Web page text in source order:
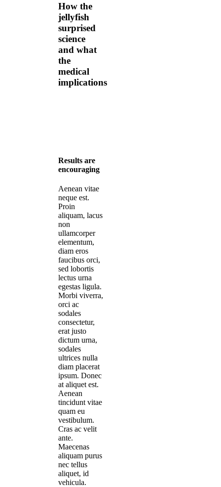
How the
jellyfish
surprised
science
and what
the
medical
implications
Results are
encouraging
Aenean vitae
neque est.
Proin
aliquam, lacus
non
ullamcorper
elementum,
diam eros
faucibus orci,
sed lobortis
lectus urna
egestas ligula.
Morbi viverra,
orci ac
sodales
consectetur,
erat justo
dictum urna,
sodales
ultrices nulla
diam placerat
ipsum. Donec
at aliquet est.
Aenean
tincidunt vitae
quam eu
vestibulum.
Cras ac velit
ante.
Maecenas
aliquam purus
nec tellus
aliquet, id
vehicula.